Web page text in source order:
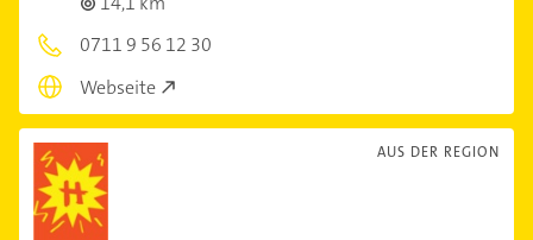
0711 9 56 12 30
Webseite
AUS DER REGION